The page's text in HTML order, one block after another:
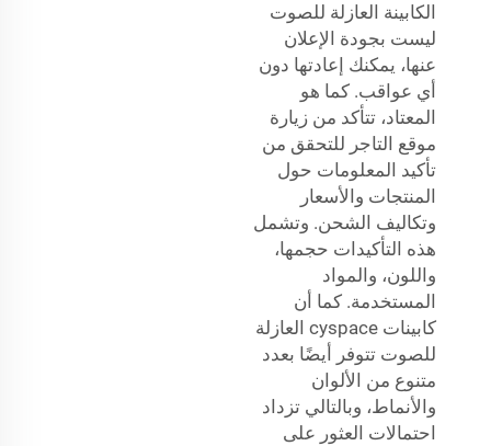
الكابينة العازلة للصوت
ليست بجودة الإعلان
عنها، يمكنك إعادتها دون
أي عواقب. كما هو
المعتاد، تتأكد من زيارة
موقع التاجر للتحقق من
تأكيد المعلومات حول
المنتجات والأسعار
وتكاليف الشحن. وتشمل
هذه التأكيدات حجمها،
واللون، والمواد
المستخدمة. كما أن
كابينات cyspace العازلة
للصوت تتوفر أيضًا بعدد
متنوع من الألوان
والأنماط، وبالتالي تزداد
احتمالات العثور على